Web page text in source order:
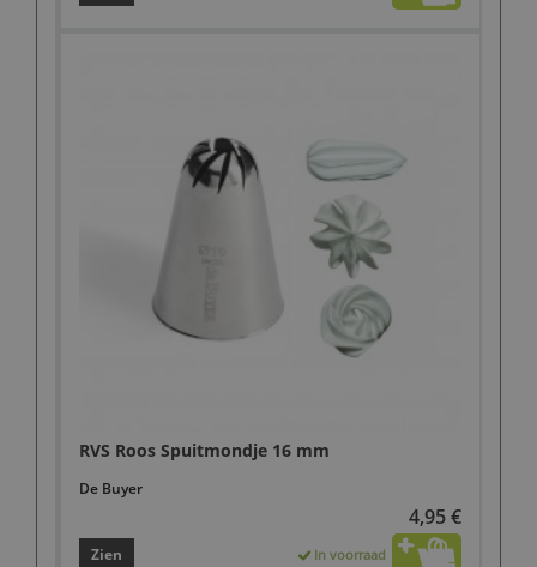
RVS Roos Spuitmondje 16 mm
De Buyer
4,95 €
Zien In voorraad